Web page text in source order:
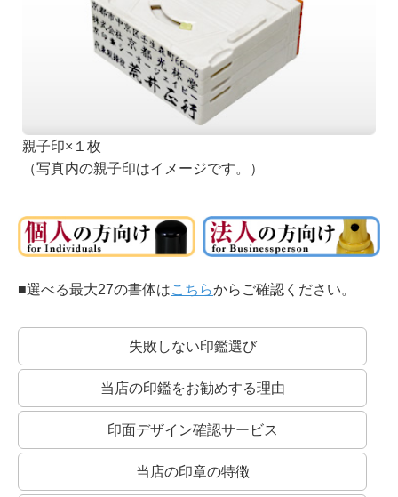
親子印×１枚
（写真内の親子印はイメージです。）
■選べる最大27の書体はこちらからご確認ください。
失敗しない印鑑選び
当店の印鑑をお勧めする理由
印面デザイン確認サービス
当店の印章の特徴